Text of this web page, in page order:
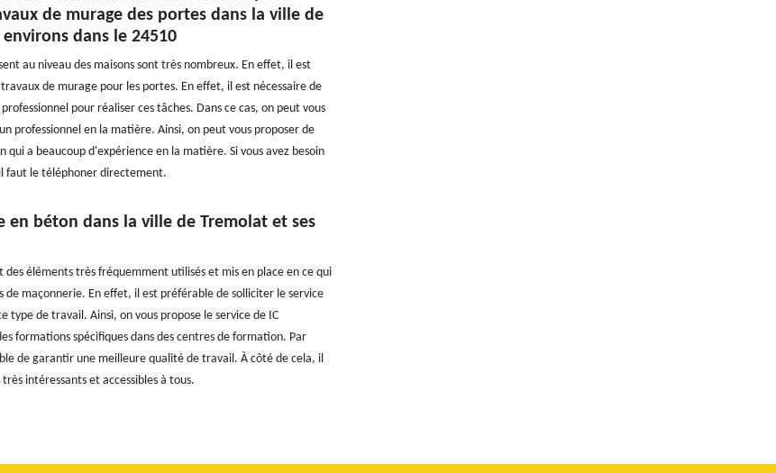
de murage des portes dans la ville de
dans le 24510
au niveau des maisons sont très nombreux. En effet, il est
de murage pour les portes. En effet, il est nécessaire de
pour réaliser ces tâches. Dans ce cas, on peut vous
professionnel en la matière. Ainsi, on peut vous proposer de
qui a beaucoup d'expérience en la matière. Si vous avez besoin
faut le téléphoner directement.
en béton dans la ville de Tremolat et ses
des éléments très fréquemment utilisés et mis en place en ce qui
de maçonnerie. En effet, il est préférable de solliciter le service
type de travail. Ainsi, on vous propose le service de IC
formations spécifiques dans des centres de formation. Par
de garantir une meilleure qualité de travail. À côté de cela, il
intéressants et accessibles à tous.